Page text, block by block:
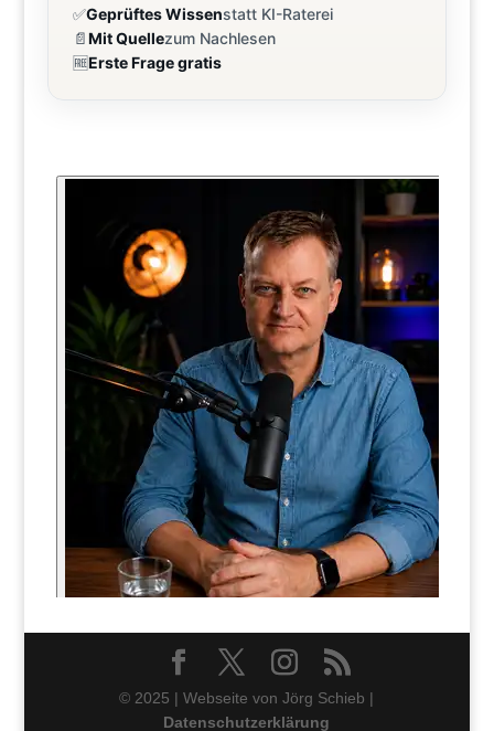
✅Geprüftes Wissenstatt KI-Raterei
📄Mit Quellezum Nachlesen
🆓Erste Frage gratis
© 2025 | Webseite von Jörg Schieb |
Datenschutzerklärung